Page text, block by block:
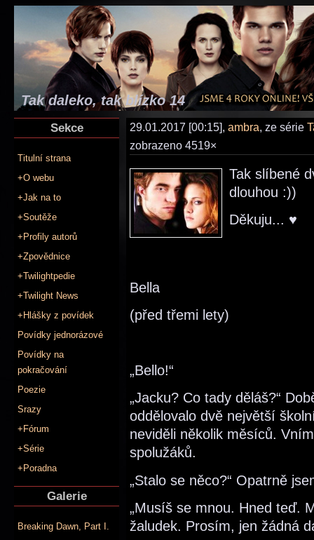
Tak daleko, tak blízko 14
Sekce
Titulní strana
+O webu
+Jak na to
+Soutěže
+Profily autorů
+Zpovědnice
+Twilightpedie
+Twilight News
+Hlášky z povídek
Povídky jednorázové
Povídky na
pokračování
Poezie
Srazy
+Fórum
+Série
+Poradna
Galerie
Breaking Dawn, Part I.
29.01.2017 [00:15], ambra, ze série
zobrazeno 4519×
Tak slíbené
dlouhou :))
Děkuju... ♥
Bella
(před třemi lety)
„Bello!“
„Jacku? Co tady děláš?“
oddělovalo dvě největší
neviděli několik měsíců.
spolužáků.
„Stalo se něco?“ Opatrně
„Musíš se mnou. Hned teď.
žaludek. Prosím, jen žádná